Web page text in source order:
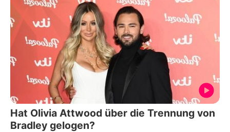
Hat Olivia Attwood über die Trennung von
Bradley gelogen?